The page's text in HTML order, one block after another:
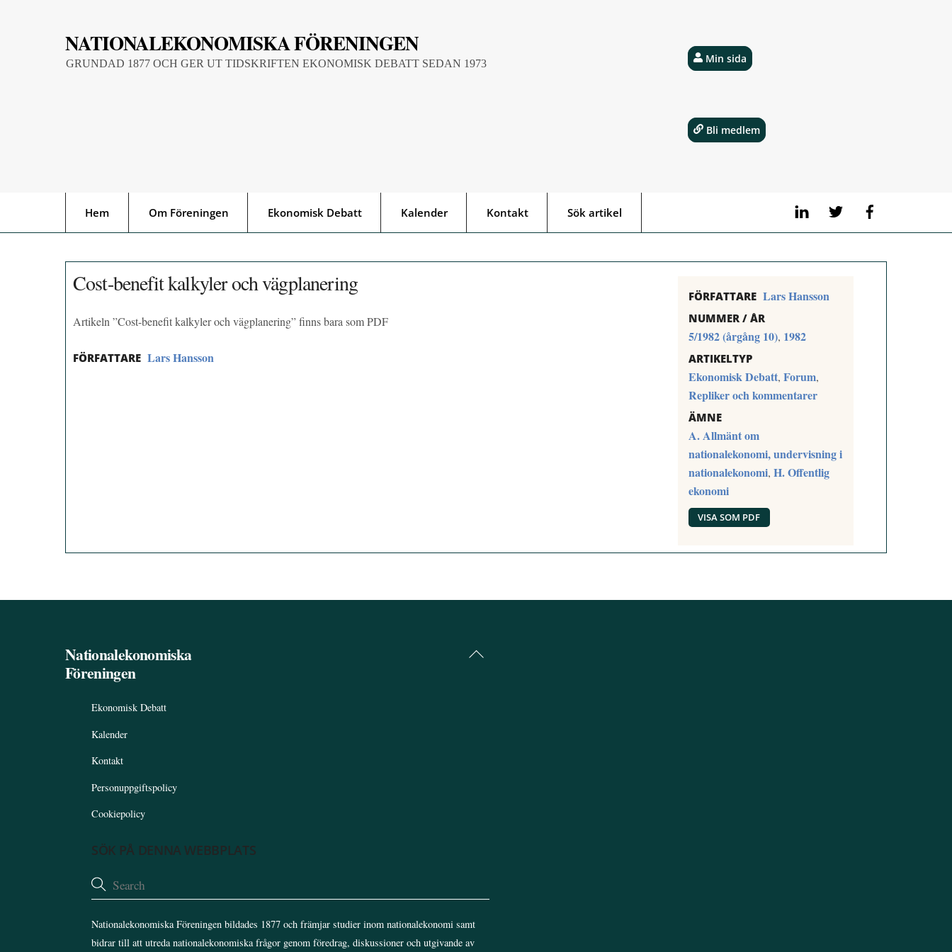
NATIONALEKONOMISKA FÖRENINGEN
GRUNDAD 1877 OCH GER UT TIDSKRIFTEN EKONOMISK DEBATT SEDAN 1973
LinkedIn Twitter
Hem Om Föreningen Ekonomisk Debatt Kalender Kontakt Sök artikel
Min sida
Bli medlem
Cost-benefit kalkyler och vägplanering
Artikeln ”Cost-benefit kalkyler och vägplanering” finns bara som PDF
FÖRFATTARE Lars Hansson
FÖRFATTARE Lars Hansson
NUMMER / ÅR
5/1982 (årgång 10), 1982
ARTIKELTYP
Ekonomisk Debatt, Forum,
Repliker och kommentarer
ÄMNE
A. Allmänt om
nationalekonomi, undervisning i
nationalekonomi, H. Offentlig
ekonomi
VISA SOM PDF
Back
Nationalekonomiska
Föreningen
Ekonomisk Debatt
Kalender
Kontakt
Personuppgiftspolicy
Cookiepolicy
SÖK PÅ DENNA WEBBPLATS
Nationalekonomiska Föreningen bildades 1877 och främjar studier inom nationalekonomi samt
bidrar till att utreda nationalekonomiska frågor genom föredrag, diskussioner och utgivande av